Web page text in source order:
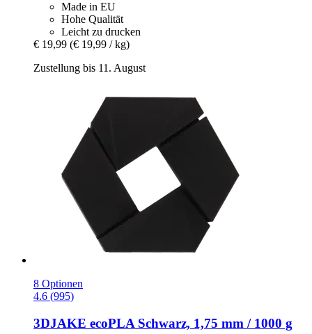
Made in EU
Hohe Qualität
Leicht zu drucken
€ 19,99 (€ 19,99 / kg)
Zustellung bis 11. August
8 Optionen
4.6 (995)
3DJAKE ecoPLA Schwarz, 1,75 mm / 1000 g